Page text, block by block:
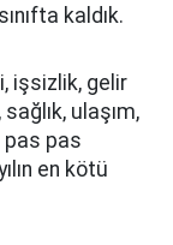
kaldık.
işsizlik, gelir
ulaşım,
pas pas
en kötü